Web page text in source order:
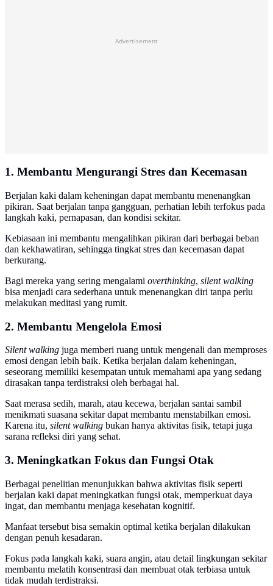
Advertisement
1. Membantu Mengurangi Stres dan Kecemasan
Berjalan kaki dalam keheningan dapat membantu menenangkan
pikiran. Saat berjalan tanpa gangguan, perhatian lebih terfokus pada
langkah kaki, pernapasan, dan kondisi sekitar.
Kebiasaan ini membantu mengalihkan pikiran dari berbagai beban
dan kekhawatiran, sehingga tingkat stres dan kecemasan dapat
berkurang.
Bagi mereka yang sering mengalami overthinking, silent walking
bisa menjadi cara sederhana untuk menenangkan diri tanpa perlu
melakukan meditasi yang rumit.
2. Membantu Mengelola Emosi
Silent walking juga memberi ruang untuk mengenali dan memproses
emosi dengan lebih baik. Ketika berjalan dalam keheningan,
seseorang memiliki kesempatan untuk memahami apa yang sedang
dirasakan tanpa terdistraksi oleh berbagai hal.
Saat merasa sedih, marah, atau kecewa, berjalan santai sambil
menikmati suasana sekitar dapat membantu menstabilkan emosi.
Karena itu, silent walking bukan hanya aktivitas fisik, tetapi juga
sarana refleksi diri yang sehat.
3. Meningkatkan Fokus dan Fungsi Otak
Berbagai penelitian menunjukkan bahwa aktivitas fisik seperti
berjalan kaki dapat meningkatkan fungsi otak, memperkuat daya
ingat, dan membantu menjaga kesehatan kognitif.
Manfaat tersebut bisa semakin optimal ketika berjalan dilakukan
dengan penuh kesadaran.
Fokus pada langkah kaki, suara angin, atau detail lingkungan sekitar
membantu melatih konsentrasi dan membuat otak terbiasa untuk
tidak mudah terdistraksi.